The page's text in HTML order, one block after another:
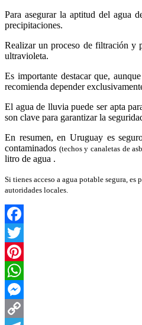
Para asegurar la aptitud del agua
precipitaciones.
Realizar un proceso de filtración y
ultravioleta.
Es importante destacar que,
recomienda depender
El agua de lluvia puede ser apta
son clave para garantizar la
En resumen, en Uruguay es
contaminados (techos y canaletas de
litro de agua .
Si tienes acceso a agua potable segura,
autoridades locales.
Facebook
Twitter
Pinterest
WhatsApp
Messenger